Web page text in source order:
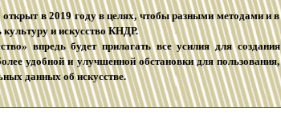
открыт в 2019 году в целях, чтобы разными методами и в
и искусство КНДР.
впредь будет прилагать все усилия для создания
удобной и улучшенной обстановки для пользования,
данных об искусстве.